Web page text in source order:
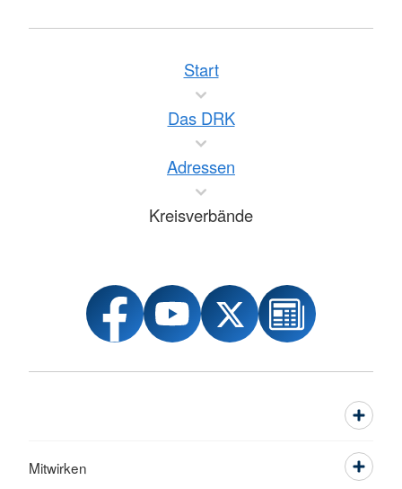
Start
Das DRK
Adressen
Kreisverbände
Mitwirken